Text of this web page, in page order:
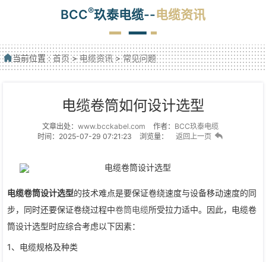
BCC®玖泰电缆--电缆资讯
当前位置 :首页>电缆资讯>常见问题
电缆卷筒如何设计选型
文章出处： www.bcckabel.com 作者： BCC玖泰电缆
时间：2025-07-29 07:21:23
浏览量： 返回上一页
电缆卷筒设计选型的技术难点是要保证卷绕速度与设备移动速度的同
步，同时还要保证卷绕过程中卷筒电缆所受拉力适中。因此，电缆卷
筒设计选型时应综合考虑以下因素：
1、电缆规格及种类